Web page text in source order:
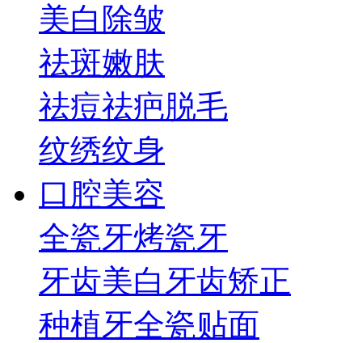
美白 除皱
祛斑嫩肤
祛痘祛疤脱毛
纹绣纹身
口腔美容
全瓷牙烤瓷牙
牙齿美白 牙齿矫正
种植牙全瓷贴面